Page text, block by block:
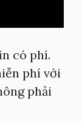
có phí.
phí với
phải